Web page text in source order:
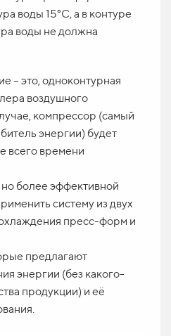
воды 15°С, а в контуре
воды не должна
– это, одноконтурная
воздушного
компрессор (самый
энергии) будет
всего времени
более эффективной
систему из двух
пресс-форм и
предлагают
энергии (без какого-
продукции) и её